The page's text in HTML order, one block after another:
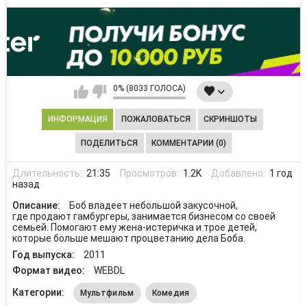
0% (8033 ГОЛОСА)
ИНФОРМАЦИЯ ПОЖАЛОВАТЬСЯ СКРИНШОТЫ
ПОДЕЛИТЬСЯ КОММЕНТАРИИ (0)
Длительность: 21:35 Просмотров: 1.2K Добавлено: 1 год
назад
Описание:
Боб владеет небольшой закусочной,
где продают гамбургеры, занимается бизнесом со своей
семьей. Помогают ему жена-истеричка и трое детей,
которые больше мешают процветанию дела Боба.
Год выпуска:
2011
Формат видео:
WEBDL
Категории:
Мультфильм Комедия